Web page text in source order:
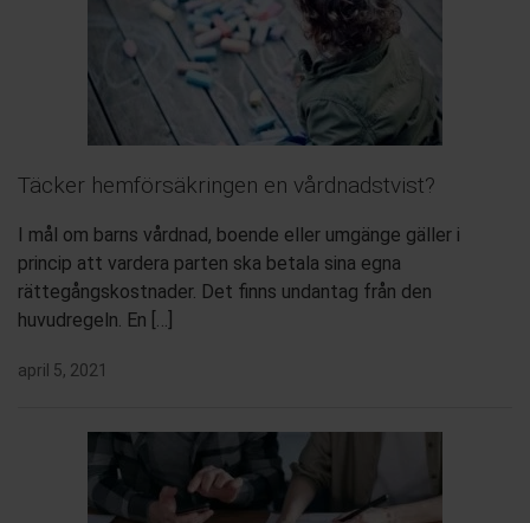
Täcker hemförsäkringen en vårdnadstvist?
I mål om barns vårdnad, boende eller umgänge gäller i
princip att vardera parten ska betala sina egna
rättegångskostnader. Det finns undantag från den
huvudregeln. En […]
april 5, 2021